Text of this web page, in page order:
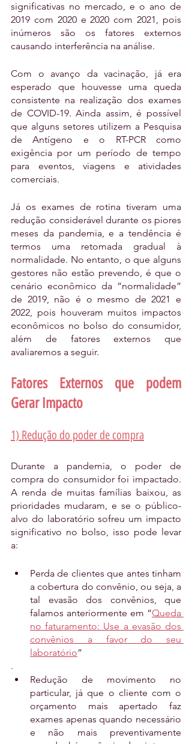
significativas no mercado, e o ano de
2019 com 2020 e 2020 com 2021, pois
inúmeros são os fatores externos
causando interferência na análise.
Com o avanço da vacinação, já era
esperado que houvesse uma queda
consistente na realização dos exames
de COVID-19. Ainda assim, é possível
que alguns setores utilizem a Pesquisa
de Antígeno e o RT-PCR como
exigência por um período de tempo
para eventos, viagens e atividades
comerciais.
Já os exames de rotina tiveram uma
redução considerável durante os piores
meses da pandemia, e a tendência é
termos uma retomada gradual à
normalidade. No entanto, o que alguns
gestores não estão prevendo, é que o
cenário econômico da “normalidade”
de 2019, não é o mesmo de 2021 e
2022, pois houveram muitos impactos
econômicos no bolso do consumidor,
além de fatores externos que
avaliaremos a seguir.
Fatores Externos que podem
Gerar Impacto
1) Redução do poder de compra
Durante a pandemia, o poder de
compra do consumidor foi impactado.
A renda de muitas famílias baixou, as
prioridades mudaram, e se o público-
alvo do laboratório sofreu um impacto
significativo no bolso, isso pode levar
a:
Perda de clientes que antes tinham
a cobertura do convênio, ou seja, a
tal evasão dos convênios, que
falamos anteriormente em “Queda
no faturamento: Use a evasão dos
convênios a favor do seu
laboratório”
.
Redução de movimento no
particular, já que o cliente com o
orçamento mais apertado faz
exames apenas quando necessário
e não mais preventivamente